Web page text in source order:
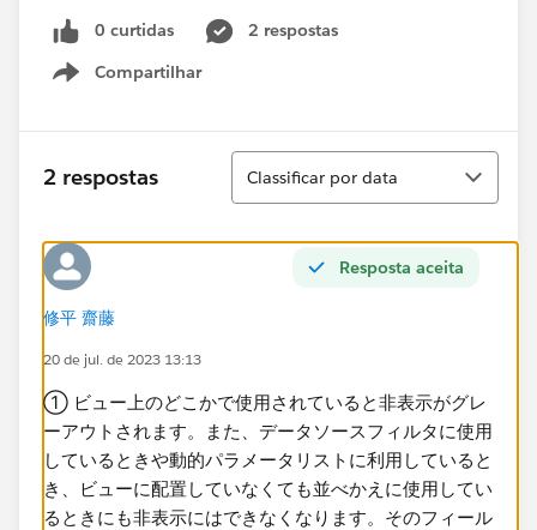
0 curtidas
2 respostas
Compartilhar
Show menu
2 respostas
Classificar
Classificar por data
Resposta aceita
修平 齋藤
20 de jul. de 2023 13:13
① ビュー上のどこかで使用されていると非表示がグレ
ーアウトされます。また、データソースフィルタに使用
しているときや動的パラメータリストに利用していると
き、ビューに配置していなくても並べかえに使用してい
るときにも​非表示にはできなくなります。そのフィール